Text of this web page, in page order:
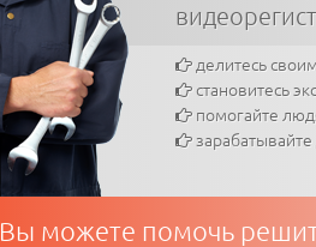
делитесь
становитесь
помогайте
Вы можете помочь